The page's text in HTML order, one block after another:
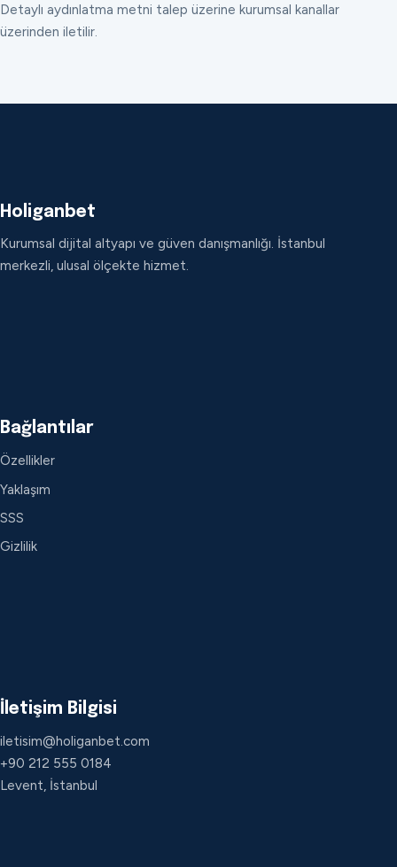
Detaylı aydınlatma metni talep üzerine kurumsal kanallar
üzerinden iletilir.
Holiganbet
Kurumsal dijital altyapı ve güven danışmanlığı. İstanbul
merkezli, ulusal ölçekte hizmet.
Bağlantılar
Özellikler
Yaklaşım
SSS
Gizlilik
İletişim Bilgisi
iletisim@holiganbet.com
+90 212 555 0184
Levent, İstanbul